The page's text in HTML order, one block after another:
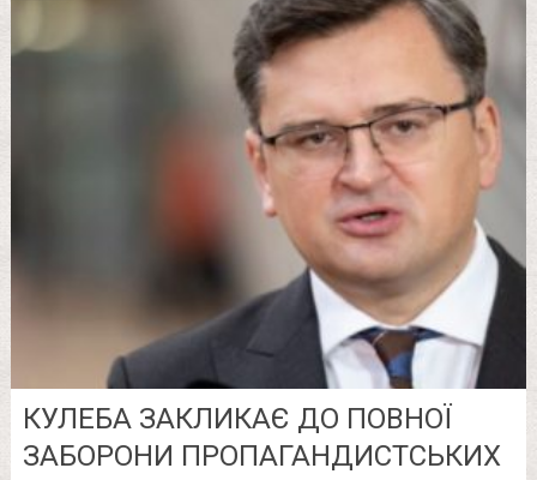
КУЛЕБА ЗАКЛИКАЄ ДО ПОВНОЇ
ЗАБОРОНИ ПРОПАГАНДИСТСЬКИХ